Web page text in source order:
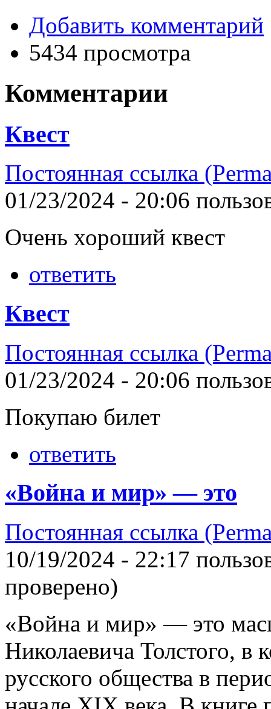
Добавить комментарий
5434 просмотра
Комментарии
Квест
Постоянная ссылка
01/23/2024 - 20:06
Очень хороший квест
ответить
Квест
Постоянная ссылка
01/23/2024 - 20:06
Покупаю билет
ответить
«Война и мир» — это
Постоянная ссылка
10/19/2024 - 22:17
проверено)
«Война и мир» — это
Николаевича Толстого, в
русского общества в